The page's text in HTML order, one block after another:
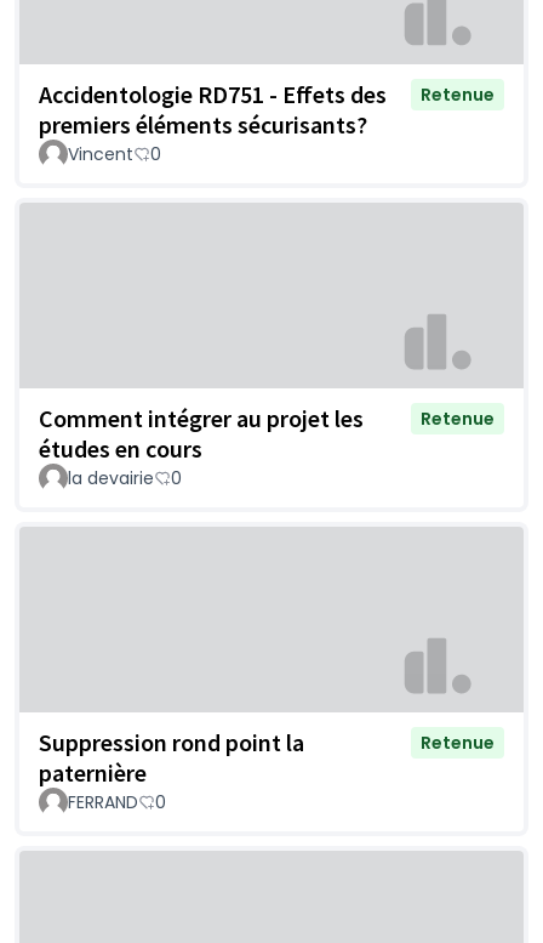
Accidentologie RD751 - Effets des
premiers éléments sécurisants?
Retenue
Vincent 0
Comment intégrer au projet les
études en cours
Retenue
la devairie 0
Suppression rond point la
paternière
Retenue
FERRAND 0